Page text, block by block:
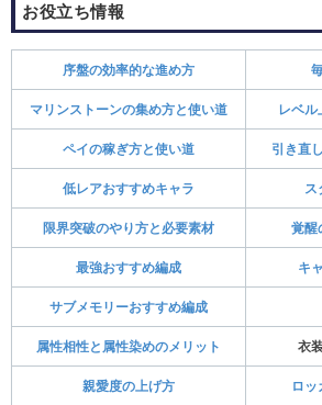
お役立ち情報
序盤の効率的な進め方
マリンストーンの集め方と使い道 レベル
ペイの稼ぎ方と使い道 引き直
低レアおすすめキャラ ス
限界突破のやり方と必要素材 覚醒
最強おすすめ編成 キ
サブメモリーおすすめ編成
属性相性と属性染めのメリット 衣
親愛度の上げ方 ロッ